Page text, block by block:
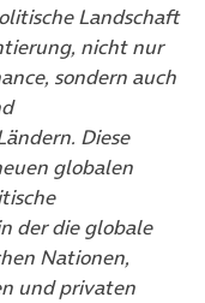
Landschaft
nicht nur
sondern auch
Diese
globalen
der die globale
Nationen,
und privaten